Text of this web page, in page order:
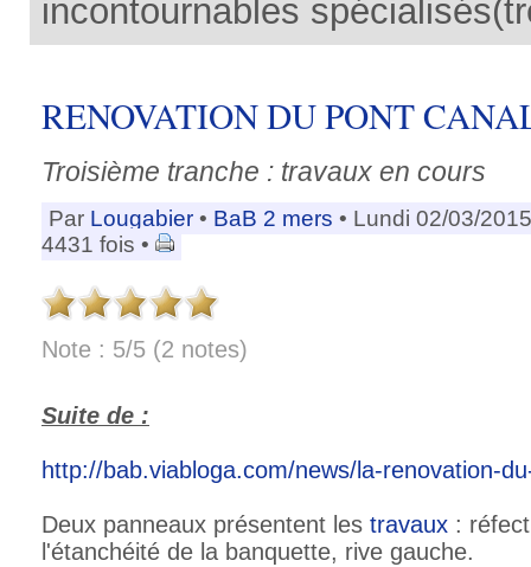
incontournables
RENOVATION DU PONT
Troisième tranche : travaux en cours
Par Lougabier • BaB 2 mers • Lundi 02/03/
4431 fois •
Note : 5/5 (2 notes)
Suite de :
http://bab.viabloga.com/news/la-renovation-
Deux panneaux présentent les travaux :
l'étanchéité de la banquette, rive gauche.